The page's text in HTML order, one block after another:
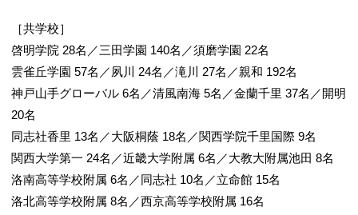
［共学校］
啓明学院 28名／三田学園 140名／須磨学園 22名
雲雀丘学園 57名／夙川 24名／滝川 27名／親和 192名
神戸山手グローバル 6名／清風南海 5名／金蘭千里 37名／開明
20名
同志社香里 13名／大阪桐蔭 18名／関西学院千里国際 9名
関西大学第一 24名／近畿大学附属 6名／大教大附属池田 8名
洛南高等学校附属 6名／同志社 10名／立命館 15名
洛北高等学校附属 8名／西京高等学校附属 16名